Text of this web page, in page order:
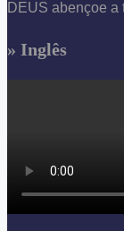
DEUS abençoe a
» Inglês